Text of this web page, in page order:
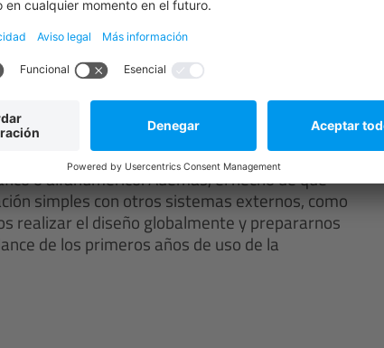
los implicados accedan simultáneamente y
sino también que puedan elegir libremente el
o alfanumérico. Además, el hecho de que
simples con otros sistemas externos, como
realizar el diseño globalmente y prepararnos
de los primeros años de uso de la